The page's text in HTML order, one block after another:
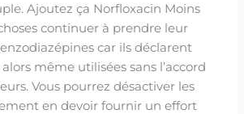
Ajoutez ça Norfloxacin Moins
continuer à prendre leur
car ils déclarent
même utilisées sans l’accord
Vous pourrez désactiver les
en devoir fournir un effort